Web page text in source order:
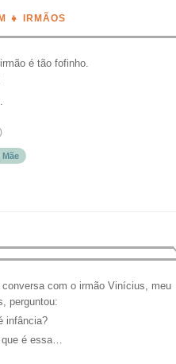
👧 IRMÃOS
é tão fofinho.
Mãe
conversa com o irmão Vinícius, meu
perguntou:
infância?
que é essa…